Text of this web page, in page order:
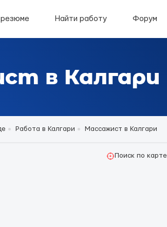
Найти работу Форум
в Калгари
Работа в Калгари Массажист в Калгари
Поиск по карте